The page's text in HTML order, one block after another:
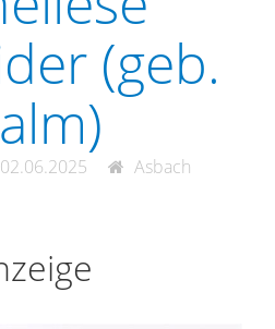
(geb.
02.06.2025 Asbach